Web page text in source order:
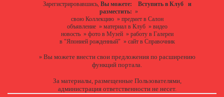
Зарегистрировавшись, Вы можете: Вступить в Клуб
и
разместить: »
свою Коллекцию» предмет в Салон
объявление» материал в Клуб» видео
новость» фото в Музей» работу в Галереи
в "Японией рожденный" » сайт в Справочник
» Вы можете внести свои предложенияпо расширению
функций портала.
За материалы, размещенные Пользователями,
администрация ответственности не несет.